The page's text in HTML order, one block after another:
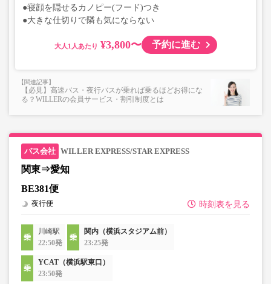
●寝顔を隠せるカノピー(フード)つき
●大きな仕切りで隣も気にならない
大人 ¥3,800〜 予約に進む
【必見】高速バス・夜行バスが乗れば乗るほどお得にな
る？WILLERの会員サービス・割引制度とは
WILLER EXPRESS/STAR EXPRESS
関東⇒愛知
BE381便
時刻表を見る
夜行便
川崎駅
22:50発
関内（横浜スタジアム前）
23:25発
YCAT（横浜駅東口）
23:50発